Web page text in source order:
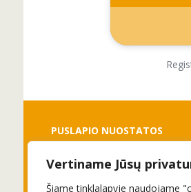
Vertiname Jūsų
Šiame tinklalapyje naudojame
PUSLAPIO NUOSTATOS
Slapukai
Privatumo politika